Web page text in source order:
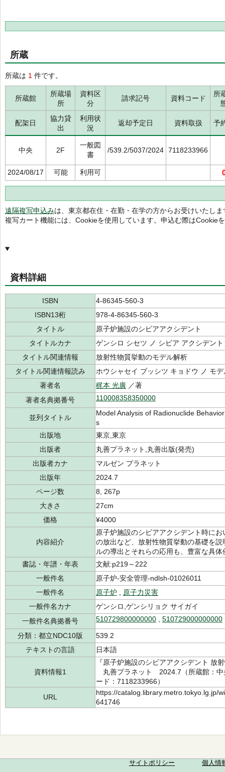
所蔵
所蔵は 1 件です。
所蔵館
所蔵場
所
資料区
分
請求記号 資料コード
所
配架日
協力貸
出
利用状
況
返却予定日 資料取扱 予
中央 2F
一般図
書
/539.2/5037/2024 7118233966
2024/08/17 可能 利用可
遠隔複写申込みは、東京都在住・在勤・在学の方からお受けいたしま
複写カート機能には、Cookieを使用しています。申込む際はCookie
資料詳細
ISBN
4-86345-560-3
ISBN13桁
978-4-86345-560-3
タイトル
原子炉施設のシビアアクシデント
タイトルカナ
ゲンシロ シセツ ノ シビア アクシデント
タイトル関連情報
放射性物質挙動のモデル解析
タイトル関連情報読み
ホウシャセイ ブッシツ キョドウ ノ モ
著者名
梶本 光廣 ／著
著者名典拠番号
110008358350000
並列タイトル
Model Analysis of Radionuclide
s
出版地
東京,東京
出版者
丸善プラネット,丸善出版(発売)
出版者カナ
マルゼン プラネット
出版年
2024.7
ページ数
8, 267p
大きさ
27cm
価格
¥4000
内容紹介
原子炉施設のシビアアクシデント時に
の放出など、放射性物質挙動の基礎を
ルの導出とそれらの応用も、豊富な具
書誌・年譜・年表
文献:p219～222
一般件名
原子炉-安全管理-ndlsh-01026011
一般件名
原子炉
原子力災害
一般件名カナ
ゲンシロ,ゲンシリョク サイガイ
一般件名典拠番号
510729800000000 510729000000000
分類：都立NDC10版
539.2
テキストの言語
日本語
資料情報1
『原子炉施設のシビアアクシデント
丸善プラネット 2024.7（所蔵館：
ード：7118233966）
URL
https://catalog.library.metro.tokyo.lg.jp/
641746
サイトポリシー 個人情